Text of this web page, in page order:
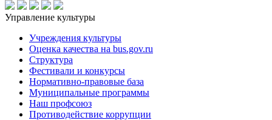
Управление культуры
Учреждения культуры
Оценка качества на bus.gov.ru
Структура
Фестивали и конкурсы
Нормативно-правовые база
Муниципальные программы
Наш профсоюз
Противодействие коррупции